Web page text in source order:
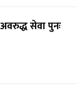
सेवा पुनः